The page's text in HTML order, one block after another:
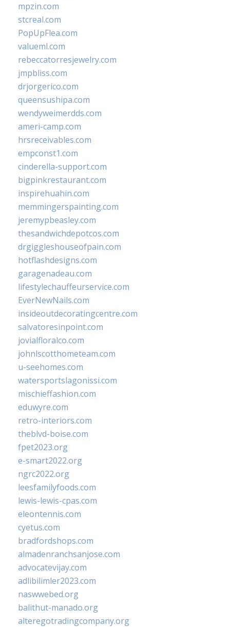
mpzin.com
stcreal.com
PopUpFlea.com
valueml.com
rebeccatorresjewelry.com
jmpbliss.com
drjorgerico.com
queensushipa.com
wendyweimerdds.com
ameri-camp.com
hrsreceivables.com
empconst1.com
cinderella-support.com
bigpinkrestaurant.com
inspirehuahin.com
memmingerspainting.com
jeremypbeasley.com
thesandwichdepotcos.com
drgiggleshouseofpain.com
hotflashdesigns.com
garagenadeau.com
lifestylechauffeurservice.com
EverNewNails.com
insideoutdecoratingcentre.com
salvatoresinpoint.com
jovialfloralco.com
johnlscotthometeam.com
u-seehomes.com
watersportslagonissi.com
mischieffashion.com
eduwyre.com
retro-interiors.com
theblvd-boise.com
fpet2023.org
e-smart2022.org
ngrc2022.org
leesfamilyfoods.com
lewis-lewis-cpas.com
eleontennis.com
cyetus.com
bradfordshops.com
almadenranchsanjose.com
advocatevijay.com
adlibilimler2023.com
naswwebed.org
balithut-manado.org
alteregotradingcompany.org